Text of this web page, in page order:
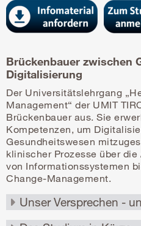
Brückenbauer zwischen
Digitalisierung
Der Universitätslehrgang
Management“ der UMIT
Brückenbauer aus. Sie
Kompetenzen, um
Gesundheitswesen
klinischer Prozesse über
von Informationssystemen
Change-Management.